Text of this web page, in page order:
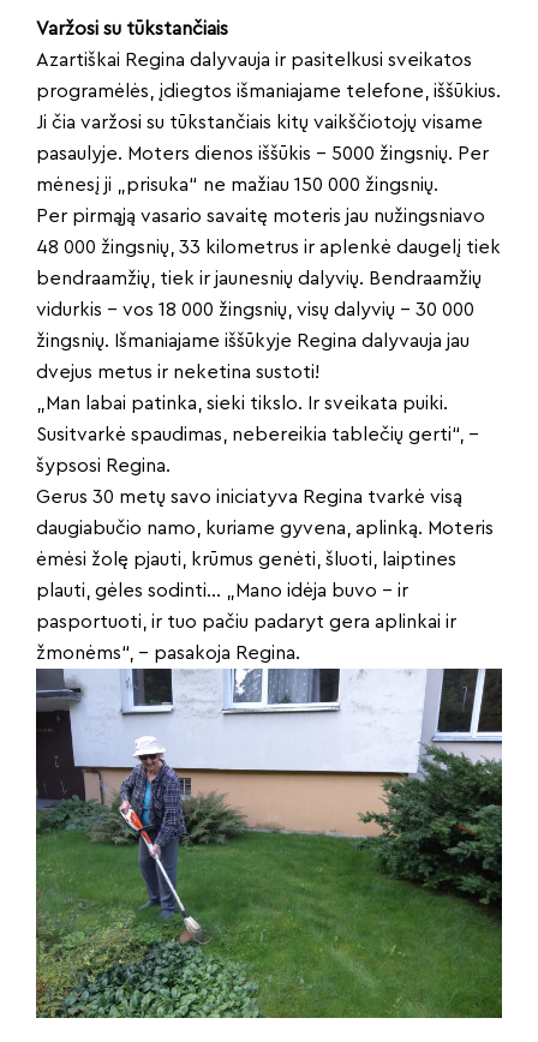
Varžosi su tūkstančiais
Azartiškai Regina dalyvauja ir pasitelkusi sveikatos
programėlės, įdiegtos išmaniajame telefone, iššūkius.
Ji čia varžosi su tūkstančiais kitų vaikščiotojų visame
pasaulyje. Moters dienos iššūkis – 5000 žingsnių. Per
mėnesį ji „prisuka“ ne mažiau 150 000 žingsnių.
Per pirmąją vasario savaitę moteris jau nužingsniavo
48 000 žingsnių, 33 kilometrus ir aplenkė daugelį tiek
bendraamžių, tiek ir jaunesnių dalyvių. Bendraamžių
vidurkis – vos 18 000 žingsnių, visų dalyvių – 30 000
žingsnių. Išmaniajame iššūkyje Regina dalyvauja jau
dvejus metus ir neketina sustoti!
„Man labai patinka, sieki tikslo. Ir sveikata puiki.
Susitvarkė spaudimas, nebereikia tablečių gerti“, –
šypsosi Regina.
Gerus 30 metų savo iniciatyva Regina tvarkė visą
daugiabučio namo, kuriame gyvena, aplinką. Moteris
ėmėsi žolę pjauti, krūmus genėti, šluoti, laiptines
plauti, gėles sodinti… „Mano idėja buvo – ir
pasportuoti, ir tuo pačiu padaryt gera aplinkai ir
žmonėms“, – pasakoja Regina.